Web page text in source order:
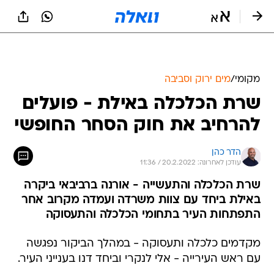
מקומי/מים ירוק וסביבה
שרת הכלכלה באילת - פועלים
להרחיב את חוק הסחר החופשי
הדר כהן
עודכן לאחרונה: 20.2.2022 / 11:36
שרת הכלכלה והתעשייה - אורנה ברביבאי ביקרה
באילת ביחד עם צוות משרדה ועמדה מקרוב אחר
התפתחות העיר בתחומי הכלכלה והתעסוקה
מקדמים כלכלה ותעסוקה - במהלך הביקור נפגשה
עם ראש העירייה - אלי לנקרי וביחד דנו בענייני העיר.